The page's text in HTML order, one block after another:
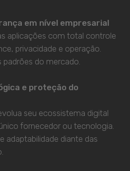
em nível empresarial
aplicações com total controle
privacidade e operação.
do mercado.
e proteção do
seu ecossistema digital
fornecedor ou tecnologia.
adaptabilidade diante das